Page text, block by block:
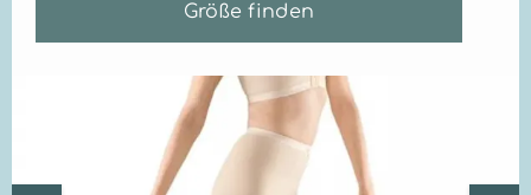
Größe finden
Bildergalerie überspringen